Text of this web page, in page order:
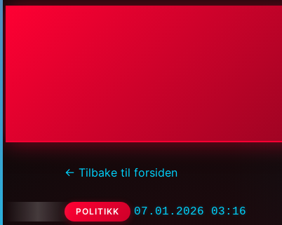
← Tilbake til forsiden
POLITIKK 07.01.2026 03:16